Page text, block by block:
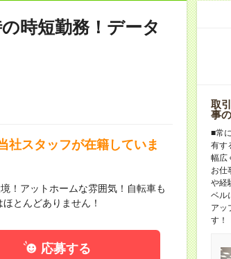
時短勤務！データ
社スタッフが在籍していま
！アットホームな雰囲気！自転車も
とんどありません！
応募する
取
事
■常
有す
幅広
お仕
や経
ベル
アッ
す！